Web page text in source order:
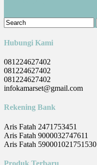
Hubungi Kami
081224627402
081224627402
081224627402
infokamarset@gmail.com
Rekening Bank
Aris Fatah 2471753451
Aris Fatah 9000032747611
Aris Fatah 590001021751530
Produk Terbaru